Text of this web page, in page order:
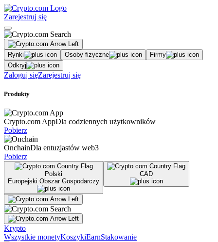
Zarejestruj się
Rynki Osoby fizyczne
Firmy
Odkryj
Zaloguj sięZarejestruj się
Produkty
Crypto.com AppDla codziennych użytkowników
Pobierz
OnchainDla entuzjastów web3
Pobierz
Polski
Europejski Obszar Gospodarczy
CAD
Krypto
Wszystkie monetyKoszykiEarnStakowanie